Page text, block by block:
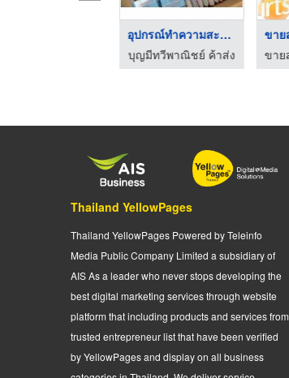
อุปกรณ์ทำความสะอาด ไ ...
บุญมีทวีพาณิชย์ ค้าส่ง
Thailand YellowPages
Thailand YellowPages Powered by Teleinfo
Media Public Company Limited a subsidiary of
AIS As a leader who never stops developing the
best digital marketing services through website
platform that including products and services from
trusted entrepreneur list that have been verified
by YellowPages and display on all business